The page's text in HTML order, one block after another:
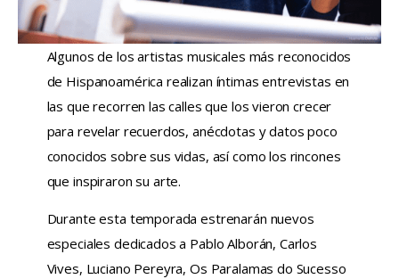
Algunos de los artistas musicales más reconocidos
de Hispanoamérica realizan íntimas entrevistas en
las que recorren las calles que los vieron crecer
para revelar recuerdos, anécdotas y datos poco
conocidos sobre sus vidas, así como los rincones
que inspiraron su arte.
Durante esta temporada estrenarán nuevos
especiales dedicados a Pablo Alborán, Carlos
Vives, Luciano Pereyra, Os Paralamas do Sucesso